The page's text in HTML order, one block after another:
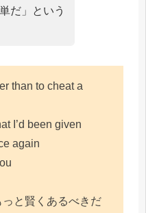
だ」という
than to cheat a
I’d been given
again
と賢くあるべきだ